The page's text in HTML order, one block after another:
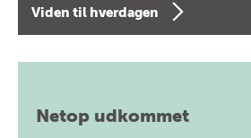
Viden til hverdagen
Netop udkommet